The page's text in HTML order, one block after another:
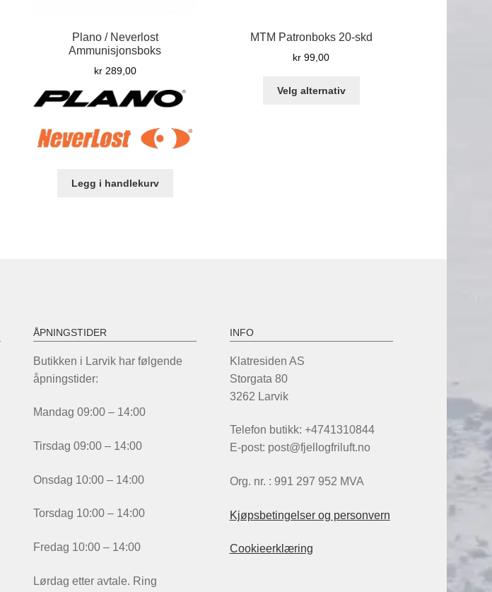
Plano / Neverlost
Ammunisjonsboks
kr289,00
Legg i handlekurv
MTM Patronboks 20-skd
kr 99,00
Velg alternativ
ÅPNINGSTIDER
Butikken i Larvik har følgende
åpningstider:
Mandag 09:00 – 14:00
Tirsdag 09:00 – 14:00
Onsdag 10:00 – 14:00
Torsdag 10:00 – 14:00
Fredag 10:00 – 14:00
Lørdag etter avtale. Ring
INFO
Klatresiden AS
Storgata 80
3262 Larvik
Telefon butikk: +4741310844
E-post: post@fjellogfriluft.no
Org. nr. : 991 297 952 MVA
Kjøpsbetingelser og personvern
Cookieerklæring